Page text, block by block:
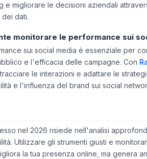
Assistant, le aziende possono
e migliorare le decisioni aziendali
monitorare le performance sui
sui social media è essenziale per
e l'efficacia delle campagne. Con
le interazioni e adattare le
nel 2026 risiede nell'analisi
Utilizzare gli strumenti giusti e